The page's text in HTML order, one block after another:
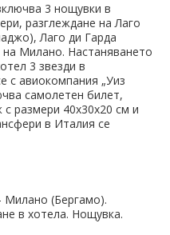
3 нощувки в
разглеждане на Лаго
Лаго ди Гарда
Милано. Настаняването
3 звезди в
с авиокомпания „Уиз
самолетен билет,
размери 40x30x20 см и
в Италия се
Милано (Бергамо).
в хотела. Нощувка.